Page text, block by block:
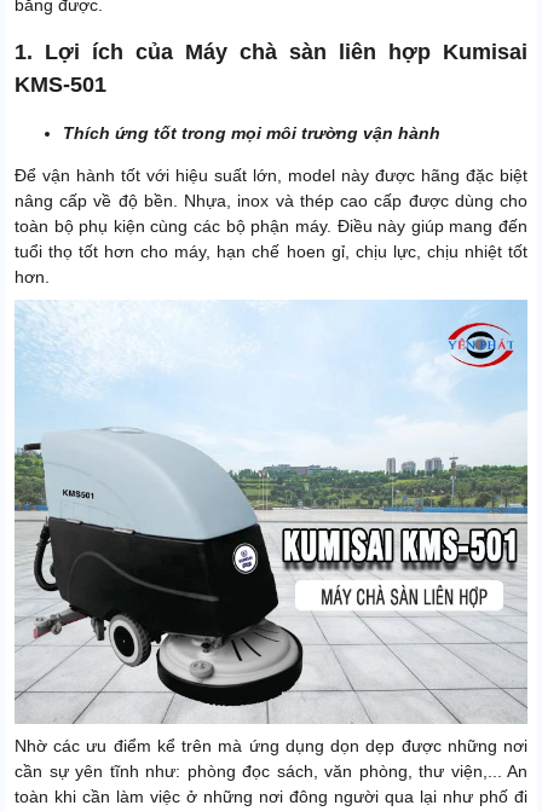
Thời gian bảo hành phần
điện và bơm
Thời gian bảo hành bình ắc
quy, sạc và van từ
6 tháng
Trọng lượng đóng gói 120 Kg
Xuất xứ Chính hãng
bằng được.
1. Lợi ích của Máy chà sàn liên hợp Kumisai
KMS-501
Thích ứng tốt trong mọi môi trường vận hành
Để vận hành tốt với hiệu suất lớn, model này được hãng đặc biệt
nâng cấp về độ bền. Nhựa, inox và thép cao cấp được dùng cho
toàn bộ phụ kiện cùng các bộ phận máy. Điều này giúp mang đến
tuổi thọ tốt hơn cho máy, hạn chế hoen gỉ, chịu lực, chịu nhiệt tốt
hơn.
Nhờ các ưu điểm kể trên mà ứng dụng dọn dẹp được những nơi
cần sự yên tĩnh như: phòng đọc sách, văn phòng, thư viện,... An
toàn khi cần làm việc ở những nơi đông người qua lại như phố đi